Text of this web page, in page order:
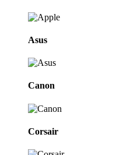
Asus
Canon
Corsair